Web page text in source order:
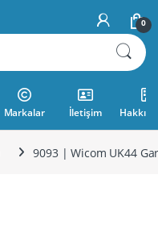
0
Markalar İletişim
9093 | Wicom UK44